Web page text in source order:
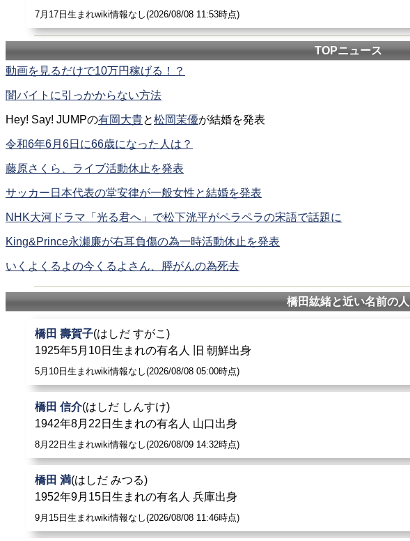
7月17日生まれwiki情報なし(2026/08/08 11:53時点)
TOPニュース
動画を見るだけで10万円稼げる！？
闇バイトに引っかからない方法
Hey! Say! JUMPの有岡大貴と松岡茉優が結婚を発表
令和6年6月6日に66歳になった人は？
藤原さくら、ライブ活動休止を発表
サッカー日本代表の堂安律が一般女性と結婚を発表
NHK大河ドラマ「光る君へ」で松下洸平がペラペラの宋語で話題に
King&Prince永瀬廉が右耳負傷の為一時活動休止を発表
いくよくるよの今くるよさん、膵がんの為死去
橋田紘緒と近い名前の人
橋田 壽賀子(はしだ すがこ)
1925年5月10日生まれの有名人 旧 朝鮮出身
5月10日生まれwiki情報なし(2026/08/08 05:00時点)
橋田 信介(はしだ しんすけ)
1942年8月22日生まれの有名人 山口出身
8月22日生まれwiki情報なし(2026/08/09 14:32時点)
橋田 満(はしだ みつる)
1952年9月15日生まれの有名人 兵庫出身
9月15日生まれwiki情報なし(2026/08/08 11:46時点)